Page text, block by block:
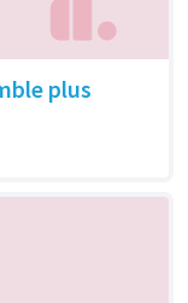
plus